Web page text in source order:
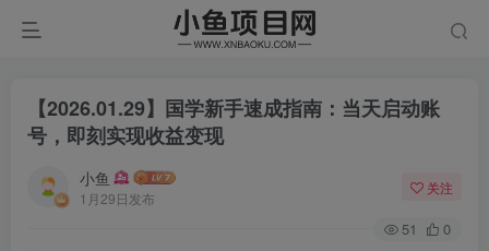
【2026.01.29】国学新手速成指南：当天启动账
号，即刻实现收益变现
小鱼
1月29日发布
关注
51 0